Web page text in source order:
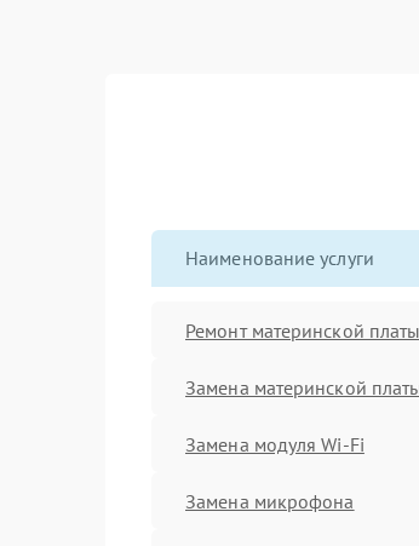
Наименование услуги
Ремонт материнской платы
Замена материнской
Замена модуля Wi-Fi
Замена микрофона